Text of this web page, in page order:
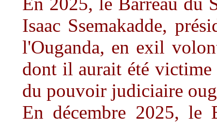
Isaac Ssemakadde,
l'Ouganda, en exil
dont il aurait été victime
du pouvoir judiciaire
En décembre 2025, le